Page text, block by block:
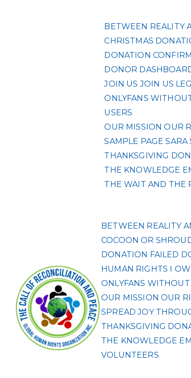
BETWEEN REALITY
CHRISTMAS
DONATION
DONOR
JOIN US JOIN US
ONLYFANS
USERS
OUR MISSION OUR
SAMPLE PAGE SARA
THANKSGIVING
THE KNOWLEDGE
THE WAIT AND THE
BETWEEN REALITY
COCOON OR
DONATION FAILED
HUMAN RIGHTS I
ONLYFANS WITHOUT
OUR MISSION OUR
SPREAD JOY
THANKSGIVING
THE KNOWLEDGE
VOLUNTEERS